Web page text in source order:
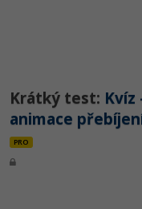
Krátký test:
animace
PRO